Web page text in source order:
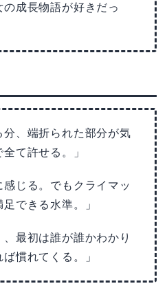
成長物語が好きだっ
分、端折られた部分が気
て許せる。」
感じる。でもクライマッ
できる水準。」
、最初は誰が誰かわかり
慣れてくる。」